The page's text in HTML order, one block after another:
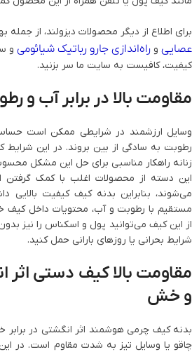
برای اطلاع از دیگر محصولات دیزولند، از جمله
عصایی و راه‌اندازی جارو رباتیک شیائومی و
کیفیت، کافیست به سایت ما سر بزنید.
مقاومت بالا در برابر آب و
وسایل ارزشمند در شرایطی ممکن است
رطوبت به سادگی از بین بروند. در این شرایط
زنانه راهکار مناسبی برای حل این مشکل
این دسته از محصولات اغلب با کمک گرفتن
می‌شوند، بنابراین بدنه کیف کیفیت
مستقیم با رطوبت و آب، محتویات داخل
از این کیف می‌توانید پول و اسکناس را نیز
شرایط بحرانی یا روزهای بارانی حمل کنید.
مقاومت بالا کیف دستی اثر
و خش
بدنه کیف چرمی هوشمند اثر انگشتی در
چاقو یا وسایل تیز به شدت مقاوم است. در